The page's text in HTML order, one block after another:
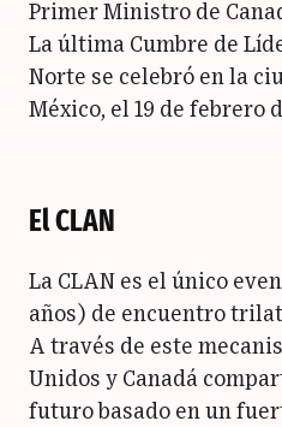
Primer Ministro de
La última Cumbre de
Norte se celebró en la
México, el 19 de febrero
El CLAN
La CLAN es el único
años) de encuentro
A través de este
Unidos y Canadá
futuro basado en un